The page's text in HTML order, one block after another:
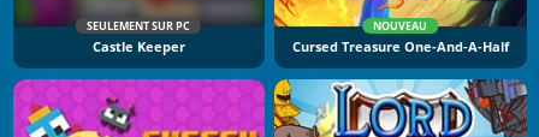
SEULEMENT SUR PC
Castle Keeper
NOUVEAU
Cursed Treasure One-And-A-Half